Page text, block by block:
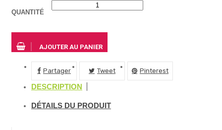
QUANTITÉ
AJOUTER AU PANIER
Partager Tweet Pinterest
DESCRIPTION
DÉTAILS DU PRODUIT